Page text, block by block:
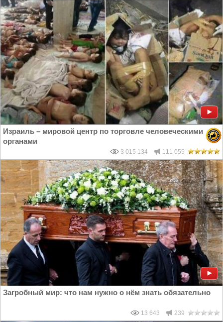
Израиль – мировой центр по торговле человеческими
органами
3 015 134 111 055
Загробный мир: что нам нужно о нём знать обязательно
13 643 239